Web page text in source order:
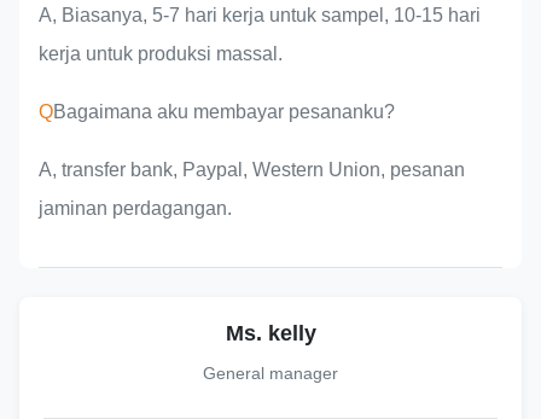
A, Biasanya, 5-7 hari kerja untuk sampel, 10-15 hari
kerja untuk produksi massal.
QBagaimana aku membayar pesananku?
A, transfer bank, Paypal, Western Union, pesanan
jaminan perdagangan.
Ms. kelly
General manager